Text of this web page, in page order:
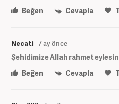
Beğen
Cevapla
Necati 7 ay önce
Şehidimize Allah rahmet
Beğen
Cevapla